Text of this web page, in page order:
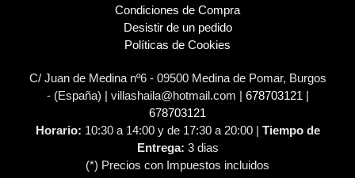
Condiciones de Compra
Desistir de un pedido
Políticas de Cookies
C/ Juan de Medina nº6 - 09500 Medina de Pomar, Burgos
- (España) | villashaila@hotmail.com | 678703121 |
678703121
Horario: 10:30 a 14:00 y de 17:30 a 20:00 | Tiempo de
Entrega: 3 dias
(*) Precios con Impuestos incluidos